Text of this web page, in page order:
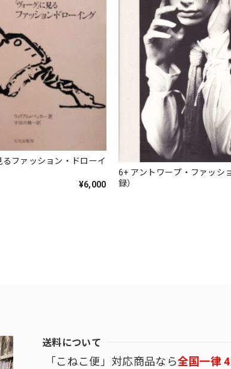
るファッション・ドローイ
¥6,000
6+ アントワープ・ファッシ
録）
送料について
「こねこ便」対応商品なら全国一律